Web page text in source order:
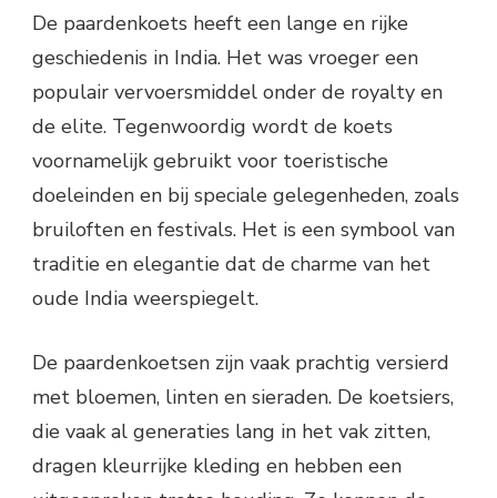
De paardenkoets heeft een lange en rijke
geschiedenis in India. Het was vroeger een
populair vervoersmiddel onder de royalty en
de elite. Tegenwoordig wordt de koets
voornamelijk gebruikt voor toeristische
doeleinden en bij speciale gelegenheden, zoals
bruiloften en festivals. Het is een symbool van
traditie en elegantie dat de charme van het
oude India weerspiegelt.
De paardenkoetsen zijn vaak prachtig versierd
met bloemen, linten en sieraden. De koetsiers,
die vaak al generaties lang in het vak zitten,
dragen kleurrijke kleding en hebben een